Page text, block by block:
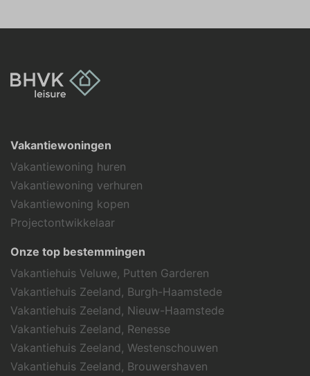
Vakantiewoningen
Vakantiewoning huren
Vakantiewoning verhuren
Vakantiewoning kopen
Projectontwikkelaar
Onze top bestemmingen
Vakantiehuis Veluwe, Putten Garderen
Vakantiehuis Zeeland, Burgh-Haamstede
Vakantiehuis Zeeland, Nieuw-Haamstede
Vakantiehuis Zeeland, Renesse
Vakantiehuis Zeeland, Westenschouwen
Vakantiehuis Zeeland, Brouwershaven